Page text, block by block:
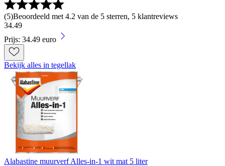
(5)Beoordeeld met 4.2 van de 5 sterren, 5 klantreviews
34.49
Prijs: 34.49 euro
Bekijk alles in tegellak
Alabastine muurverf Alles-in-1 wit mat 5 liter